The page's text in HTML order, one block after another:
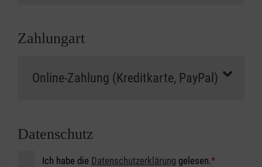
Zahlungart
Datenschutz
Ich habe die Datenschutzerklärung gelesen.*